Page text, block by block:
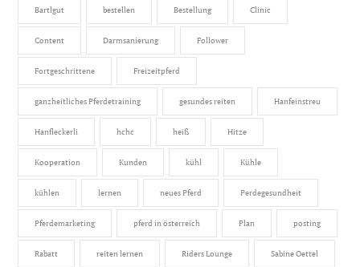
Bartlgut bestellen Bestellung Clinic
Content Darmsanierung Follower
Fortgeschrittene Freizeitpferd
ganzheitliches Pferdetraining gesundes reiten Hanfeinstreu
Hanfleckerli hchc heiß Hitze
Kooperation Kunden kühl Kühle
kühlen lernen neues Pferd Perdegesundheit
Pferdemarketing pferd in österreich Plan posting
Rabatt reiten lernen Riders Lounge Sabine Oettel